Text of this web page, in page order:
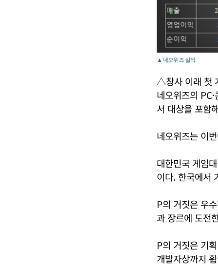
▲ 네오위즈 실적.
△창사 이래 첫
네오위즈의
서 대상을 포함
네오위즈는 이
대한민국 게임
이다. 한국에서
P의 거짓은 우
과 장르에 도전
P의 거짓은 기
개발자상까지